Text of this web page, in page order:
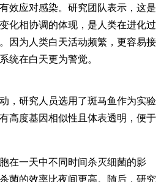
效应对感染。研究团队表示，这是
化相协调的体现，是人类在进化过
因为人类白天活动频繁，更容易接
统在白天更为警觉。
，研究人员选用了斑马鱼作为实验
高度基因相似性且体表透明，便于
在一天中不同时间杀灭细菌的影
菌的效率比夜间更高。随后，研究